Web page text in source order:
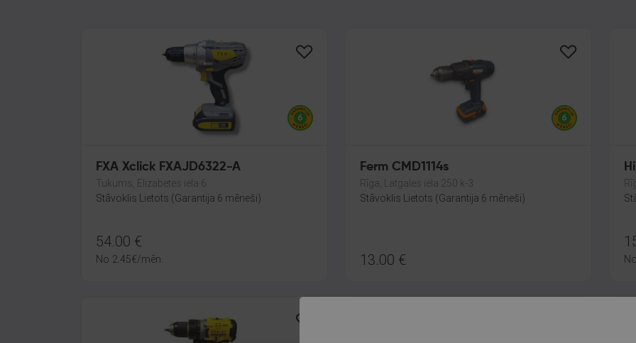
FXA Xclick FXAJD6322-A
Tukums, Elizabetes iela 6
Stāvoklis Lietots (Garantija 6 mēneši)
54.00 €
No 2.45€/mēn.
Ferm CMD1114s
Rīga, Latgales iela 250 k-3
Stāvoklis Lietots (Garantija 6 mēneši)
13.00 € No